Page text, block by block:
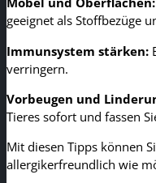
geeignet als Stoffbezüge
Immunsystem stärken:
verringern.
Vorbeugen und
Tieres sofort und fassen
Mit diesen Tipps können
allergikerfreundlich wie